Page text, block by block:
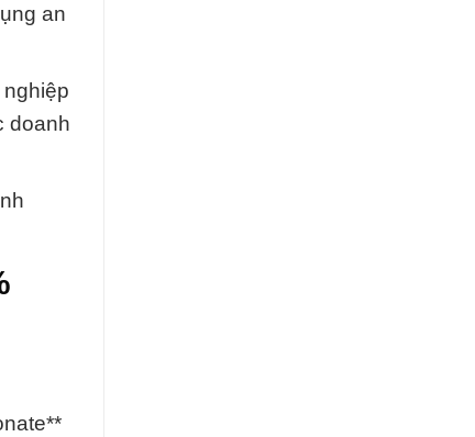
an
doanh